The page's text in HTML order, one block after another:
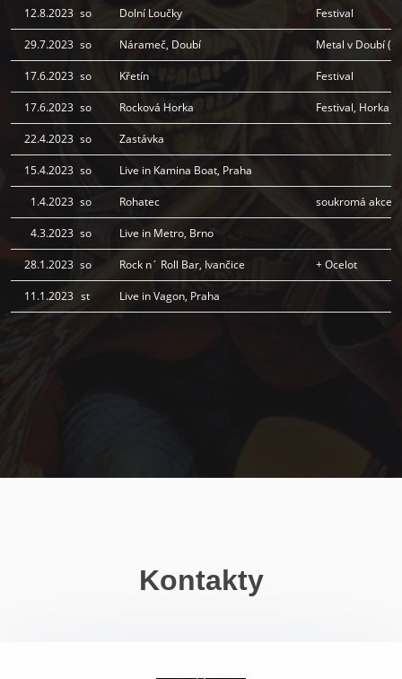
12.8.2023 so Dolní Loučky Festival
29.7.2023 so Nárameč, Doubí Metal v Doubí (+
17.6.2023 so Křetín Festival
17.6.2023 so Rocková Horka Festival, Horka
22.4.2023 so Zastávka
15.4.2023 so Live in Kamina Boat, Praha
1.4.2023 so Rohatec soukromá akce
4.3.2023 so Live in Metro, Brno
28.1.2023 so Rock n´ Roll Bar, Ivančice + Ocelot
11.1.2023 st Live in Vagon, Praha
Kontakty